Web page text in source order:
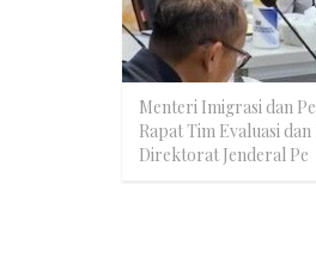
Menteri Imigrasi dan
Rapat Tim Evaluasi
Direktorat Jenderal Pe